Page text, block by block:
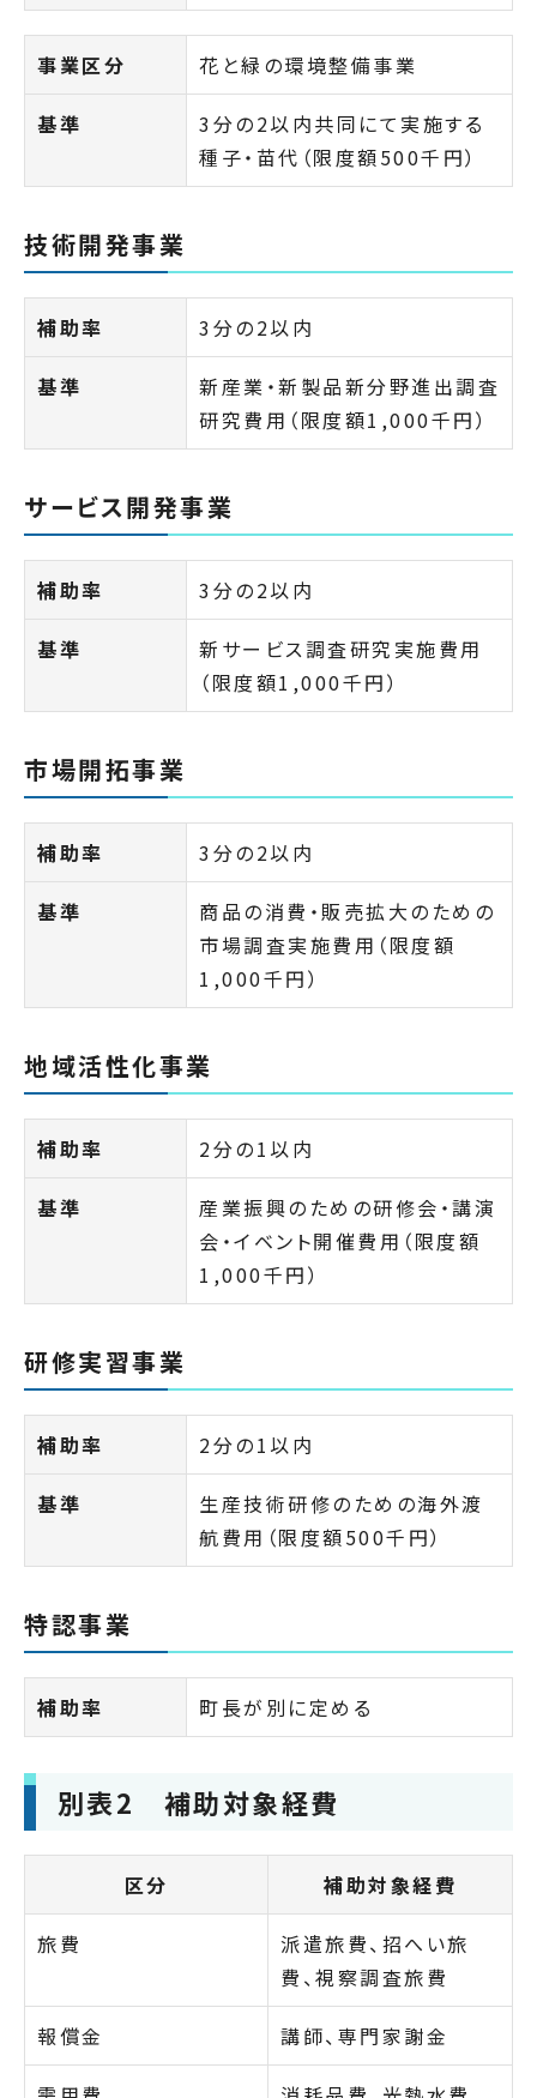
事業区分 花と緑の環境整備事業
基準
3分の2以内共同にて実施する
種子・苗代（限度額500千円）
技術開発事業
補助率 3分の2以内
基準
新産業・新製品新分野進出調査
研究費用（限度額1,000千円）
サービス開発事業
補助率 3分の2以内
基準
新サービス調査研究実施費用
（限度額1,000千円）
市場開拓事業
補助率 3分の2以内
基準
商品の消費・販売拡大のための
市場調査実施費用（限度額
1,000千円）
地域活性化事業
補助率 2分の1以内
基準
産業振興のための研修会・講演
会・イベント開催費用（限度額
1,000千円）
研修実習事業
補助率 2分の1以内
基準
生産技術研修のための海外渡
航費用（限度額500千円）
特認事業
補助率 町長が別に定める
別表2 補助対象経費
区分 補助対象経費
旅費
派遣旅費、招へい旅
費、視察調査旅費
報償金 講師、専門家謝金